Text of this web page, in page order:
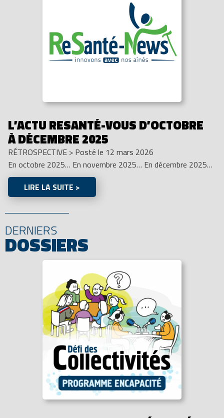
L’ACTU RESANTÉ-VOUS D’OCTOBRE
À DÉCEMBRE 2025
RÉTROSPECTIVE > Posté le 12 mars 2026
En octobre 2025… En novembre 2025… En décembre 2025…
LIRE LA SUITE >
DERNIERS
DOSSIERS